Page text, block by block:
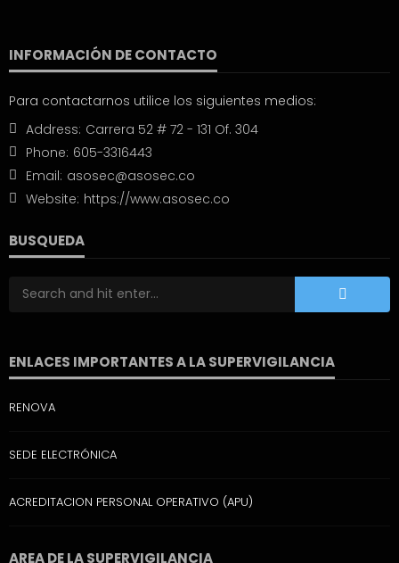
INFORMACIÓN DE CONTACTO
Para contactarnos utilice los siguientes medios:
Address: Carrera 52 # 72 - 131 Of. 304
Phone: 605-3316443
Email: asosec@asosec.co
Website: https://www.asosec.co
BUSQUEDA
ENLACES IMPORTANTES A LA SUPERVIGILANCIA
RENOVA
SEDE ELECTRÓNICA
ACREDITACION PERSONAL OPERATIVO (APU)
AREA DE LA SUPERVIGILANCIA